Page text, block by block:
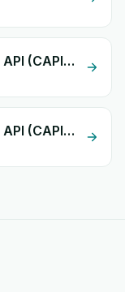
Facebook Conversion API (CAPI) + SendGrid
Facebook Conversion API (CAPI) + Aramex